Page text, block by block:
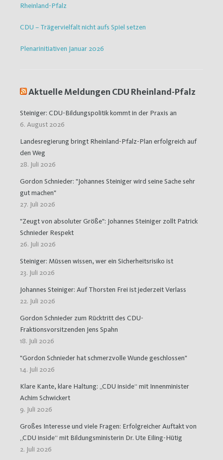
Rheinland-Pfalz
CDU – Trägervielfalt nicht aufs Spiel setzen
Plenarinitiativen Januar 2026
Aktuelle Meldungen CDU Rheinland-Pfalz
Steiniger: CDU-Bildungspolitik kommt in der Praxis an
6. August 2026
Landesregierung bringt Rheinland-Pfalz-Plan erfolgreich auf
den Weg
28. Juli 2026
Gordon Schnieder: "Johannes Steiniger wird seine Sache sehr
gut machen"
27. Juli 2026
"Zeugt von absoluter Größe": Johannes Steiniger zollt Patrick
Schnieder Respekt
26. Juli 2026
Steiniger: Müssen wissen, wer ein Sicherheitsrisiko ist
23. Juli 2026
Johannes Steiniger: Auf Thorsten Frei ist jederzeit Verlass
22. Juli 2026
Gordon Schnieder zum Rücktritt des CDU-
Fraktionsvorsitzenden Jens Spahn
18. Juli 2026
"Gordon Schnieder hat schmerzvolle Wunde geschlossen"
14. Juli 2026
Klare Kante, klare Haltung: „CDU inside“ mit Innenminister
Achim Schwickert
9. Juli 2026
Großes Interesse und viele Fragen: Erfolgreicher Auftakt von
„CDU inside“ mit Bildungsministerin Dr. Ute Eiling-Hütig
2. Juli 2026